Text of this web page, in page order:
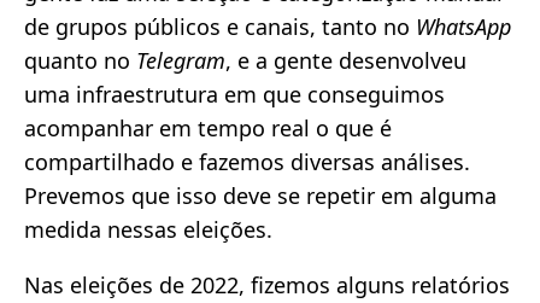
de grupos públicos e canais, tanto no WhatsApp
quanto no Telegram, e a gente desenvolveu
uma infraestrutura em que conseguimos
acompanhar em tempo real o que é
compartilhado e fazemos diversas análises.
Prevemos que isso deve se repetir em alguma
medida nessas eleições.
Nas eleições de 2022, fizemos alguns relatórios